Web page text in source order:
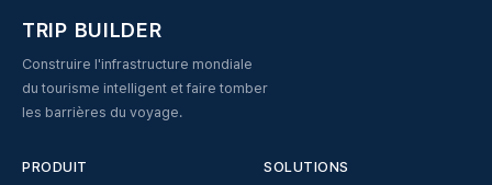
TRIP BUILDER
Construire l'infrastructure mondiale
du tourisme intelligent et faire tomber
les barrières du voyage.
PRODUIT SOLUTIONS